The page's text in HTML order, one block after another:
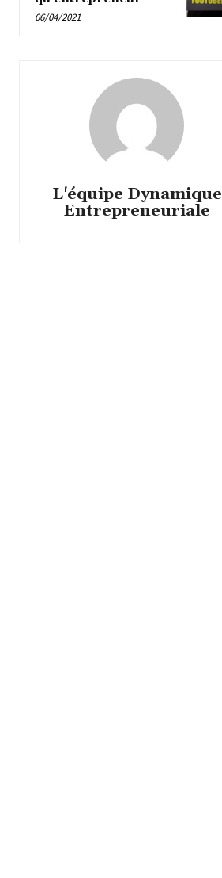
06/04/2021
L'équipe Dynamique
Entrepreneuriale